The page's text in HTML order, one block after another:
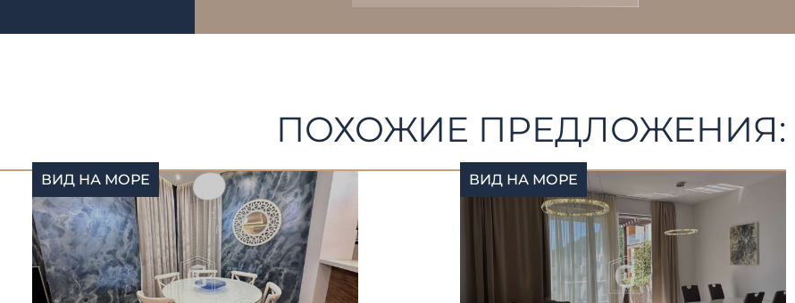
ПОХОЖИЕ ПРЕДЛОЖЕНИЯ:
ВИД НА МОРЕ ВИД НА МОРЕ